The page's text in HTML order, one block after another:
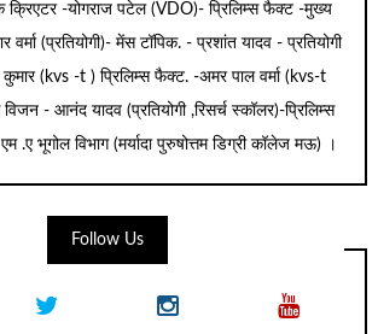
क्रिएटर -योगराज पटेल (VDO)- प्रिलिम्स फैक्ट -मुख्य
(प्रतियोगी)- मेंस टॉपिक. - प्रशांत यादव - प्रतियोगी
(kvs -t ) प्रिलिम्स फैक्ट. -अमर पाल वर्मा (kvs-t
- आनंद यादव (प्रतियोगी ,रिसर्च स्कॉलर)-प्रिलिम्स
.ए भूगोल विभाग (मर्यादा पुरुषोत्तम डिग्री कॉलेज मऊ) ।
Follow Us